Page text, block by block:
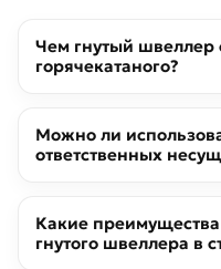
Чем гнутый швеллер
горячекатаного?
Можно ли
ответственных
Какие
гнутого швеллера в